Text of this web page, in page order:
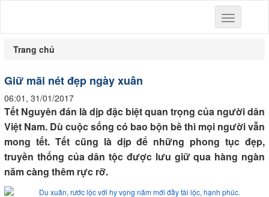
Toggle
navigation
Trang chủ
Giữ mãi nét đẹp ngày xuân
06:01, 31/01/2017
Tết Nguyên đán là dịp đặc biệt quan trọng của người dân
Việt Nam. Dù cuộc sống có bao bộn bề thì mọi người vẫn
mong tết. Tết cũng là dịp để những phong tục đẹp,
truyền thống của dân tộc được lưu giữ qua hàng ngàn
năm càng thêm rực rỡ.